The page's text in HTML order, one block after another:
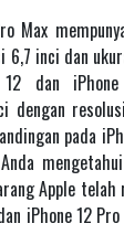
Max
inci dan
dan
dengan
pada
Apple
iPhone 12